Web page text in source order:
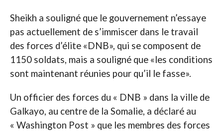
Sheikh a souligné que le gouvernement n’essaye
pas actuellement de s’immiscer dans le travail
des forces d’élite «DNB», qui se composent de
1150 soldats, mais a souligné que «les conditions
sont maintenant réunies pour qu’il le fasse».
Un officier des forces du « DNB » dans la ville de
Galkayo, au centre de la Somalie, a déclaré au
« Washington Post » que les membres des forces